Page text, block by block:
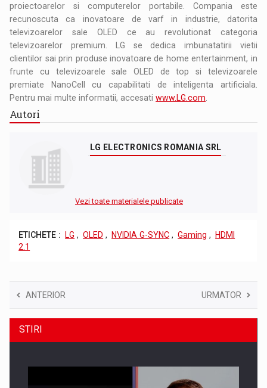
proiectoarelor si computerelor portabile. Compania este
recunoscuta ca inovatoare de varf in industrie, datorita
televizoarelor sale OLED ce au revolutionat categoria
televizoarelor premium. LG se dedica imbunatatirii vietii
clientilor sai prin produse inovatoare de home entertainment, in
frunte cu televizoarele sale OLED de top si televizoarele
premiate NanoCell cu capabilitati de inteligenta artificiala.
Pentru mai multe informatii, accesatiwww.LG.com
Autori
LG ELECTRONICS ROMANIA SRL
Vezi toate materialele publicate
ETICHETE : LG , OLED , NVIDIA G-SYNC , Gaming ,
HDMI
2.1
ANTERIOR URMATOR
STIRI